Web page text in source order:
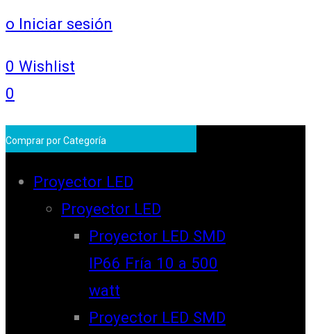
o Iniciar sesión
0 Wishlist
0
Comprar por Categoría
Proyector LED
Proyector LED
Proyector LED SMD
IP66 Fría 10 a 500
watt
Proyector LED SMD